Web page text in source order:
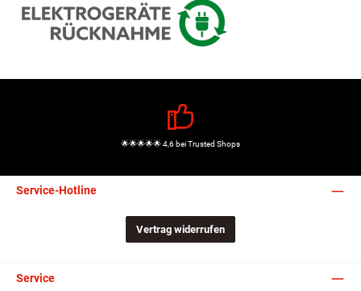
🌟🌟🌟🌟🌟 4,6 bei Trusted Shops
Service-Hotline
Vertrag widerrufen
Service